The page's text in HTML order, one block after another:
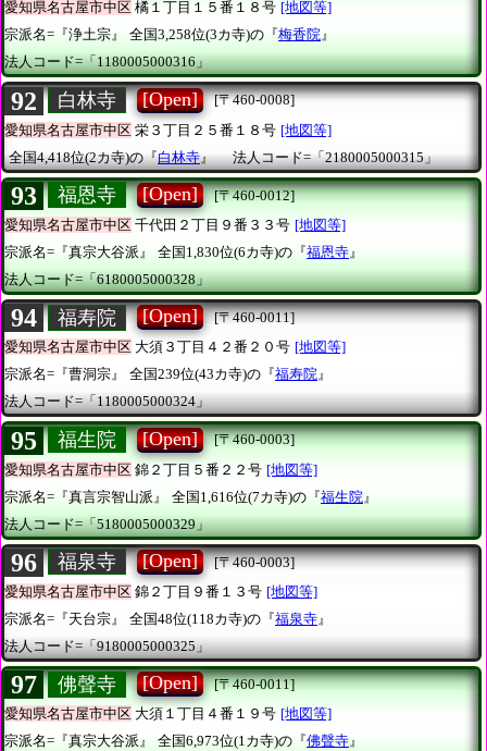
愛知県名古屋市中区 橘１丁目１５番１８号 [地図等]
宗派名=『浄土宗』
全国3,258位(3カ寺)の『梅香院』
法人コード=「1180005000316」
92 白林寺 [Open]
[〒460-0008]
愛知県名古屋市中区 栄３丁目２５番１８号 [地図等]
全国4,418位(2カ寺)の『白林寺』 法人コード=「2180005000315」
93 福恩寺 [Open]
[〒460-0012]
愛知県名古屋市中区 千代田２丁目９番３３号 [地図等]
宗派名=『真宗大谷派』
全国1,830位(6カ寺)の『福恩寺 』
法人コード=「6180005000328」
94 福寿院 [Open]
[〒460-0011]
愛知県名古屋市中区 大須３丁目４２番２０号 [地図等]
宗派名=『曹洞宗』
全国239位(43カ寺)の『福寿院』
法人コード=「1180005000324」
95 福生院 [Open]
[〒460-0003]
愛知県名古屋市中区 錦２丁目５番２２号 [地図等]
宗派名=『真言宗智山派』
全国1,616位(7カ寺)の『福生院 』
法人コード=「5180005000329」
96 福泉寺 [Open]
[〒460-0003]
愛知県名古屋市中区 錦２丁目９番１３号 [地図等]
宗派名=『天台宗』
全国48位(118カ寺)の『福泉寺 』
法人コード=「9180005000325」
97 佛聲寺 [Open]
[〒460-0011]
愛知県名古屋市中区 大須１丁目４番１９号 [地図等]
宗派名=『真宗大谷派』
全国6,973位(1カ寺)の『佛聲寺』